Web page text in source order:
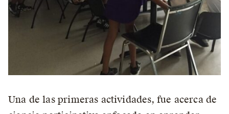
Una de las primeras actividades, fue acerca de